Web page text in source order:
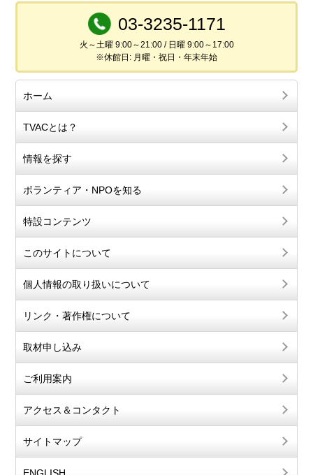
03-3235-1171
火～土曜 9:00～21:00 / 日曜 9:00～17:00
※休館日: 月曜・祝日・年末年始
ホーム
TVACとは？
情報を探す
ボランティア・NPOを知る
特設コンテンツ
このサイトについて
個人情報の取り扱いについて
リンク・著作権について
取材申し込み
ご利用案内
アクセス＆コンタクト
サイトマップ
ENGLISH